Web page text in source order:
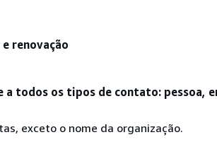
renovação
todos os tipos de contato: pessoa,
exceto o nome da organização.